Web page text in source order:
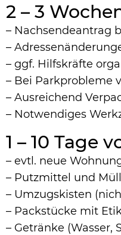
2 – 3
– Nachsendeantrag
–
– ggf. Hilfskräfte
– Bei Parkprobleme
– Ausreichend
– Notwendiges
1 – 10 Tage
– evtl. neue
– Putzmittel und
– Umzugskisten
– Packstücke mit
– Getränke (Wasser,